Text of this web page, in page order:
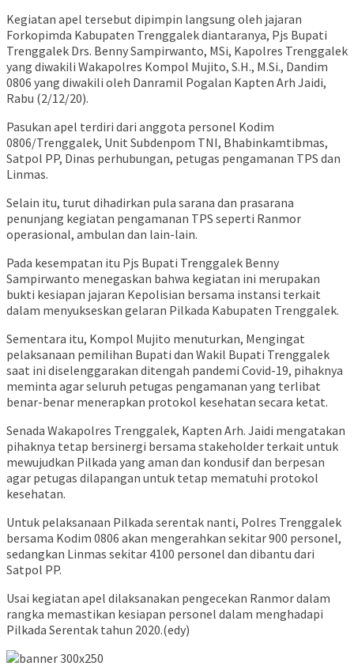
Kegiatan apel tersebut dipimpin langsung oleh jajaran
Forkopimda Kabupaten Trenggalek diantaranya, Pjs Bupati
Trenggalek Drs. Benny Sampirwanto, MSi, Kapolres Trenggalek
yang diwakili Wakapolres Kompol Mujito, S.H., M.Si., Dandim
0806 yang diwakili oleh Danramil Pogalan Kapten Arh Jaidi,
Rabu (2/12/20).
Pasukan apel terdiri dari anggota personel Kodim
0806/Trenggalek, Unit Subdenpom TNI, Bhabinkamtibmas,
Satpol PP, Dinas perhubungan, petugas pengamanan TPS dan
Linmas.
Selain itu, turut dihadirkan pula sarana dan prasarana
penunjang kegiatan pengamanan TPS seperti Ranmor
operasional, ambulan dan lain-lain.
Pada kesempatan itu Pjs Bupati Trenggalek Benny
Sampirwanto menegaskan bahwa kegiatan ini merupakan
bukti kesiapan jajaran Kepolisian bersama instansi terkait
dalam menyukseskan gelaran Pilkada Kabupaten Trenggalek.
Sementara itu, Kompol Mujito menuturkan, Mengingat
pelaksanaan pemilihan Bupati dan Wakil Bupati Trenggalek
saat ini diselenggarakan ditengah pandemi Covid-19, pihaknya
meminta agar seluruh petugas pengamanan yang terlibat
benar-benar menerapkan protokol kesehatan secara ketat.
Senada Wakapolres Trenggalek, Kapten Arh. Jaidi mengatakan
pihaknya tetap bersinergi bersama stakeholder terkait untuk
mewujudkan Pilkada yang aman dan kondusif dan berpesan
agar petugas dilapangan untuk tetap mematuhi protokol
kesehatan.
Untuk pelaksanaan Pilkada serentak nanti, Polres Trenggalek
bersama Kodim 0806 akan mengerahkan sekitar 900 personel,
sedangkan Linmas sekitar 4100 personel dan dibantu dari
Satpol PP.
Usai kegiatan apel dilaksanakan pengecekan Ranmor dalam
rangka memastikan kesiapan personel dalam menghadapi
Pilkada Serentak tahun 2020.(edy)